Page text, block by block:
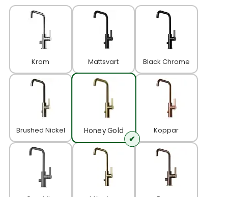
Krom Mattsvart Black Chrome
Brushed Nickel Honey Gold Koppar